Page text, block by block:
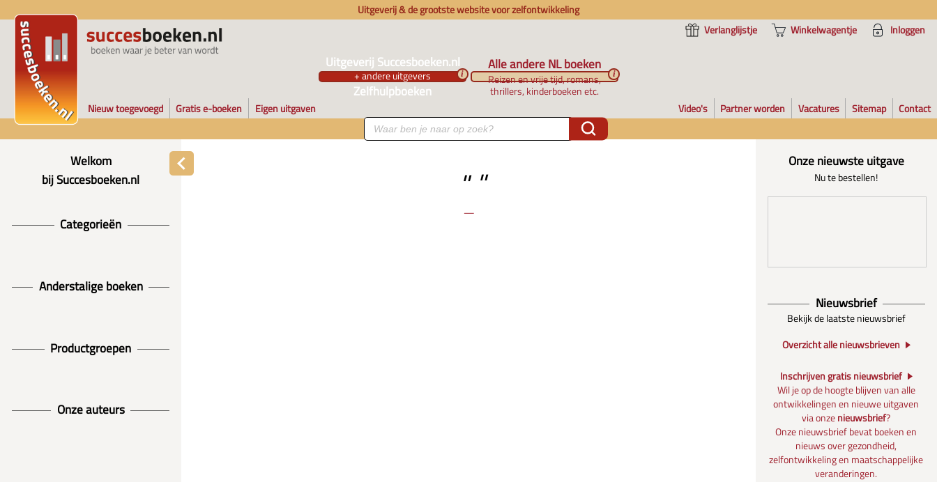
Uitgeverij & de grootste website voor zelfontwikkeling
Verlanglijstje
Winkelwagentje Inloggen
Uitgeverij Succesboeken.nl
+ andere uitgevers
Zelfhulpboeken
i
Alle andere NL boeken
Reizen en vrije tijd, romans,
thrillers, kinderboeken etc.
i
Nieuw toegevoegd Gratis e-boeken Eigen uitgaven Video's Partner worden Vacatures Sitemap Contact
Welkom
bij Succesboeken.nl
Categorieën
Anderstalige boeken
Productgroepen
Onze auteurs
Onze nieuwste uitgave
Nu te bestellen!
Nieuwsbrief
Bekijk de laatste nieuwsbrief
Overzicht alle nieuwsbrieven
Inschrijven gratis nieuwsbrief
Wil je op de hoogte blijven van alle
ontwikkelingen en nieuwe uitgaven
via onzenieuwsbrief?
Onze nieuwsbrief bevat boeken en
nieuws over gezondheid,
zelfontwikkeling en maatschappelijke
veranderingen.